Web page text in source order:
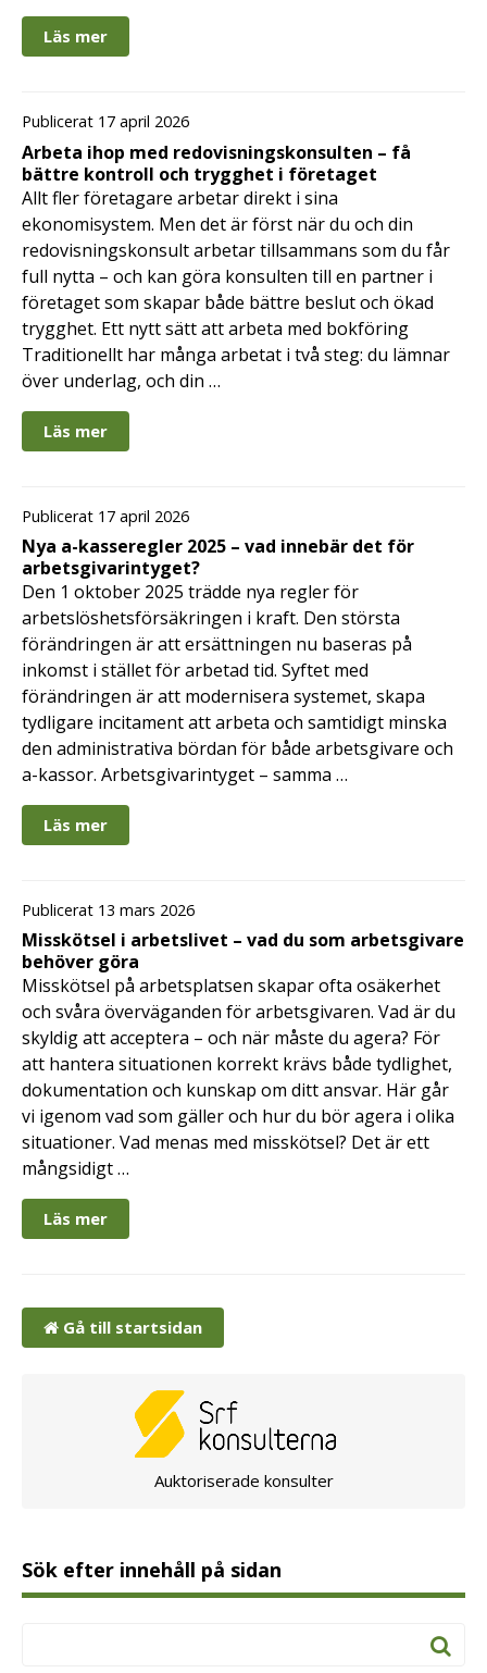
Läs mer
Publicerat 17 april 2026
Arbeta ihop med redovisningskonsulten – få
bättre kontroll och trygghet i företaget
Allt fler företagare arbetar direkt i sina
ekonomisystem. Men det är först när du och din
redovisningskonsult arbetar tillsammans som du får
full nytta – och kan göra konsulten till en partner i
företaget som skapar både bättre beslut och ökad
trygghet. Ett nytt sätt att arbeta med bokföring
Traditionellt har många arbetat i två steg: du lämnar
över underlag, och din …
Läs mer
Publicerat 17 april 2026
Nya a-kasseregler 2025 – vad innebär det för
arbetsgivarintyget?
Den 1 oktober 2025 trädde nya regler för
arbetslöshetsförsäkringen i kraft. Den största
förändringen är att ersättningen nu baseras på
inkomst i stället för arbetad tid. Syftet med
förändringen är att modernisera systemet, skapa
tydligare incitament att arbeta och samtidigt minska
den administrativa bördan för både arbetsgivare och
a-kassor. Arbetsgivarintyget – samma …
Läs mer
Publicerat 13 mars 2026
Misskötsel i arbetslivet – vad du som arbetsgivare
behöver göra
Misskötsel på arbetsplatsen skapar ofta osäkerhet
och svåra överväganden för arbetsgivaren. Vad är du
skyldig att acceptera – och när måste du agera? För
att hantera situationen korrekt krävs både tydlighet,
dokumentation och kunskap om ditt ansvar. Här går
vi igenom vad som gäller och hur du bör agera i olika
situationer. Vad menas med misskötsel? Det är ett
mångsidigt …
Läs mer
Gå till startsidan
Auktoriserade konsulter
Sök efter innehåll på sidan